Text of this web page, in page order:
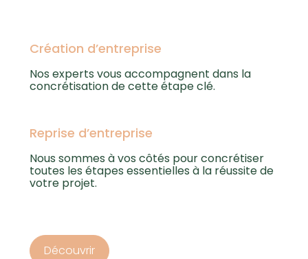
Création d’entreprise
Nos experts vous accompagnent dans la
concrétisation de cette étape clé.
Reprise d’entreprise
Nous sommes à vos côtés pour concrétiser
toutes les étapes essentielles à la réussite de
votre projet.
Découvrir